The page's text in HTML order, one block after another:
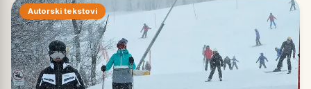
Autorski tekstovi